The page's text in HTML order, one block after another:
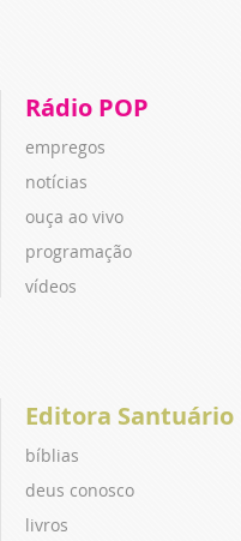
Rádio POP
empregos
notícias
ouça ao vivo
programação
vídeos
Editora Santuário
bíblias
deus conosco
livros